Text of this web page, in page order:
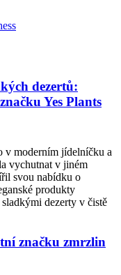
dezertů:
Yes Plants
v moderním jídelníčku a
vychutnat v jiném
svou nabídku o
produkty
dezerty v čistě
značku zmrzlin